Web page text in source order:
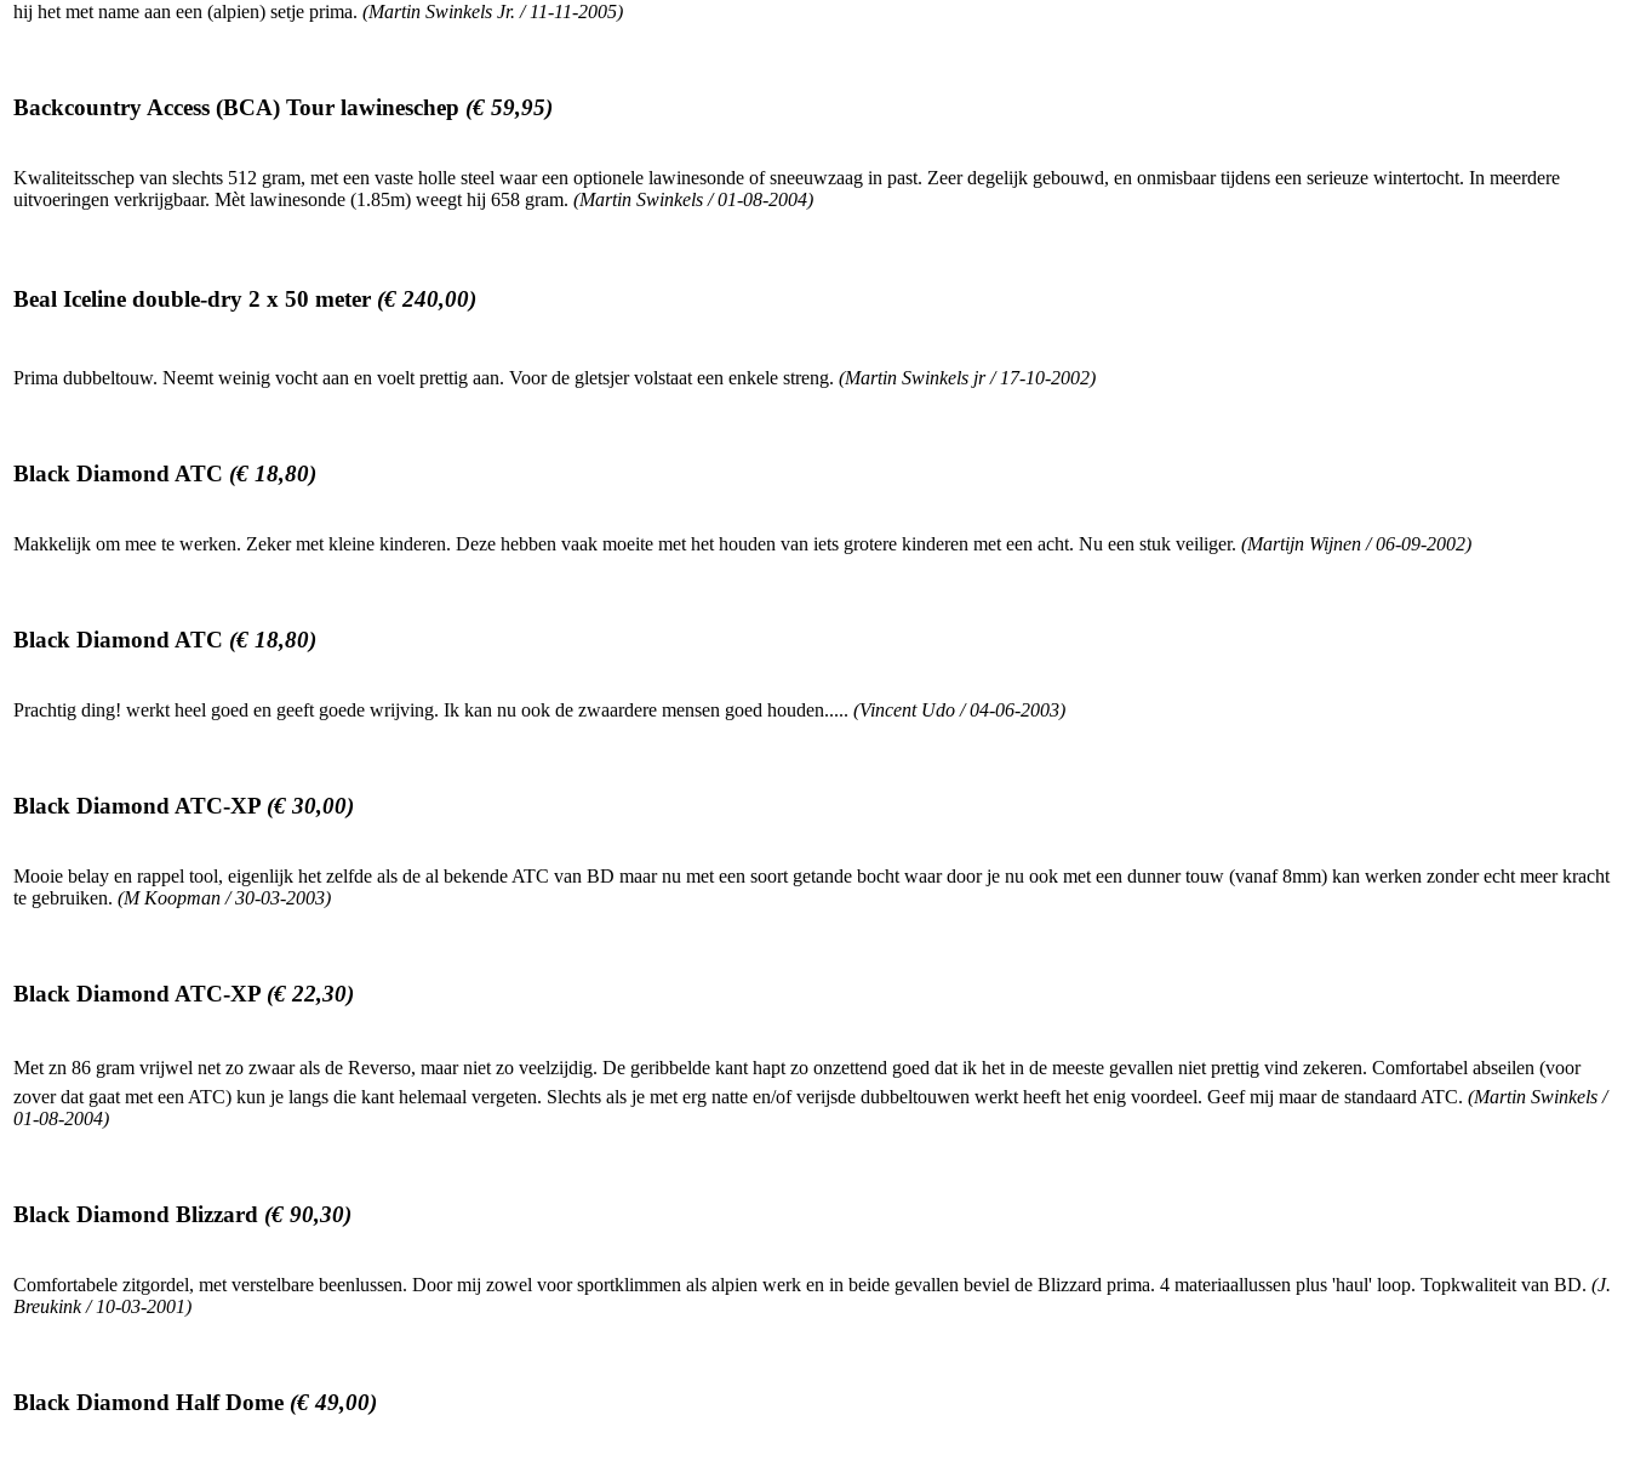
hij het met name aan een (alpien) setje prima. (Martin Swinkels Jr. / 11-11-2005)
Backcountry Access (BCA) Tour lawineschep (€ 59,95)
Kwaliteitsschep van slechts 512 gram, met een vaste holle steel waar een optionele lawinesonde of sneeuwzaag in past. Zeer degelijk gebouwd, en onmisbaar tijdens een serieuze wintertocht. In meerdere
uitvoeringen verkrijgbaar. Mèt lawinesonde (1.85m) weegt hij 658 gram. (Martin Swinkels / 01-08-2004)
Beal Iceline double-dry 2 x 50 meter (€ 240,00)
Prima dubbeltouw. Neemt weinig vocht aan en voelt prettig aan. Voor de gletsjer volstaat een enkele streng. (Martin Swinkels jr / 17-10-2002)
Black Diamond ATC (€ 18,80)
Makkelijk om mee te werken. Zeker met kleine kinderen. Deze hebben vaak moeite met het houden van iets grotere kinderen met een acht. Nu een stuk veiliger. (Martijn Wijnen / 06-09-2002)
Black Diamond ATC (€ 18,80)
Prachtig ding! werkt heel goed en geeft goede wrijving. Ik kan nu ook de zwaardere mensen goed houden..... (Vincent Udo / 04-06-2003)
Black Diamond ATC-XP (€ 30,00)
Mooie belay en rappel tool, eigenlijk het zelfde als de al bekende ATC van BD maar nu met een soort getande bocht waar door je nu ook met een dunner touw (vanaf 8mm) kan werken zonder echt meer kracht
te gebruiken. (M Koopman / 30-03-2003)
Black Diamond ATC-XP (€ 22,30)
Met zn 86 gram vrijwel net zo zwaar als de Reverso, maar niet zo veelzijdig. De geribbelde kant hapt zo onzettend goed dat ik het in de meeste gevallen niet prettig vind zekeren. Comfortabel abseilen (voor
zover dat gaat met een ATC) kun je langs die kant helemaal vergeten. Slechts als je met erg natte en/of verijsde dubbeltouwen werkt heeft het enig voordeel. Geef mij maar de standaard ATC. (Martin Swinkels /
01-08-2004)
Black Diamond Blizzard (€ 90,30)
Comfortabele zitgordel, met verstelbare beenlussen. Door mij zowel voor sportklimmen als alpien werk en in beide gevallen beviel de Blizzard prima. 4 materiaallussen plus 'haul' loop. Topkwaliteit van BD. (J.
Breukink / 10-03-2001)
Black Diamond Half Dome (€ 49,00)